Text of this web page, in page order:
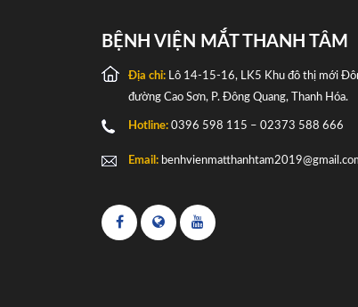
BỆNH VIỆN MẮT THANH TÂM
Địa chỉ: Lô 14-15-16, LK5 Khu đô thị mới
đường Cao Sơn, P. Đông Quang, Thanh Hóa.
Hotline: 0396 598 115 – 02373 588 666
Email: